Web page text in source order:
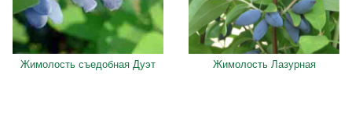
Жимолость съедобная Дуэт Жимолость Лазурная